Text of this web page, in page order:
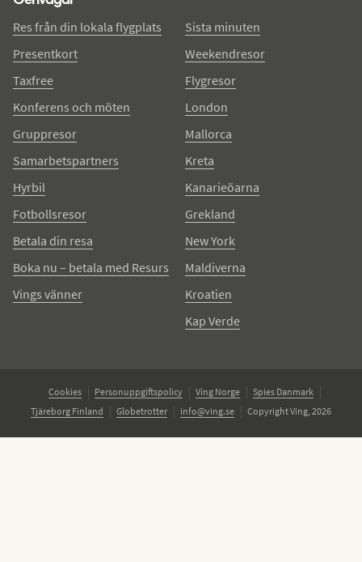
Res från din lokala flygplats
Presentkort
Taxfree
Konferens och möten
Gruppresor
Samarbetspartners
Hyrbil
Fotbollsresor
Betala din resa
Boka nu – betala med Resurs
Vings vänner
Sista minuten
Weekendresor
Flygresor
London
Mallorca
Kreta
Kanarieöarna
Grekland
New York
Maldiverna
Kroatien
Kap Verde
Cookies Personuppgiftspolicy Ving Norge
Spies Danmark
Tjäreborg Finland
Globetrotter info@ving.se Copyright Ving, 2026